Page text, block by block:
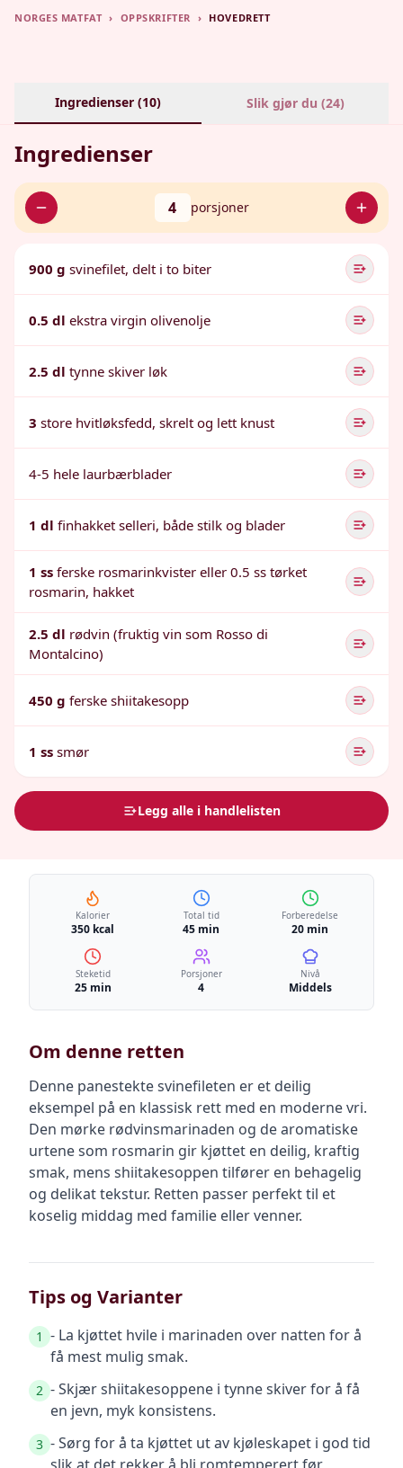
NORGES MATFAT › OPPSKRIFTER › HOVEDRETT
Ingredienser (10) Slik gjør du (24)
Ingredienser
4 porsjoner
900 g svinefilet, delt i to biter
0.5 dl ekstra virgin olivenolje
2.5 dl tynne skiver løk
3 store hvitløksfedd, skrelt og lett knust
4-5 hele laurbærblader
1 dl finhakket selleri, både stilk og blader
1 ss ferske rosmarinkvister eller 0.5 ss tørket
rosmarin, hakket
2.5 dl rødvin (fruktig vin som Rosso di
Montalcino)
450 g ferske shiitakesopp
1 ss smør
Legg alle i handlelisten
Kalorier
350 kcal
Total tid
45 min
Forberedelse
20 min
Steketid
25 min
Porsjoner
4
Nivå
Middels
Om denne retten
Denne panestekte svinefileten er et deilig
eksempel på en klassisk rett med en moderne vri.
Den mørke rødvinsmarinaden og de aromatiske
urtene som rosmarin gir kjøttet en deilig, kraftig
smak, mens shiitakesoppen tilfører en behagelig
og delikat tekstur. Retten passer perfekt til et
koselig middag med familie eller venner.
Tips og Varianter
1 - La kjøttet hvile i marinaden over natten for å
få mest mulig smak.
2 - Skjær shiitakesoppene i tynne skiver for å få
en jevn, myk konsistens.
3 - Sørg for å ta kjøttet ut av kjøleskapet i god tid